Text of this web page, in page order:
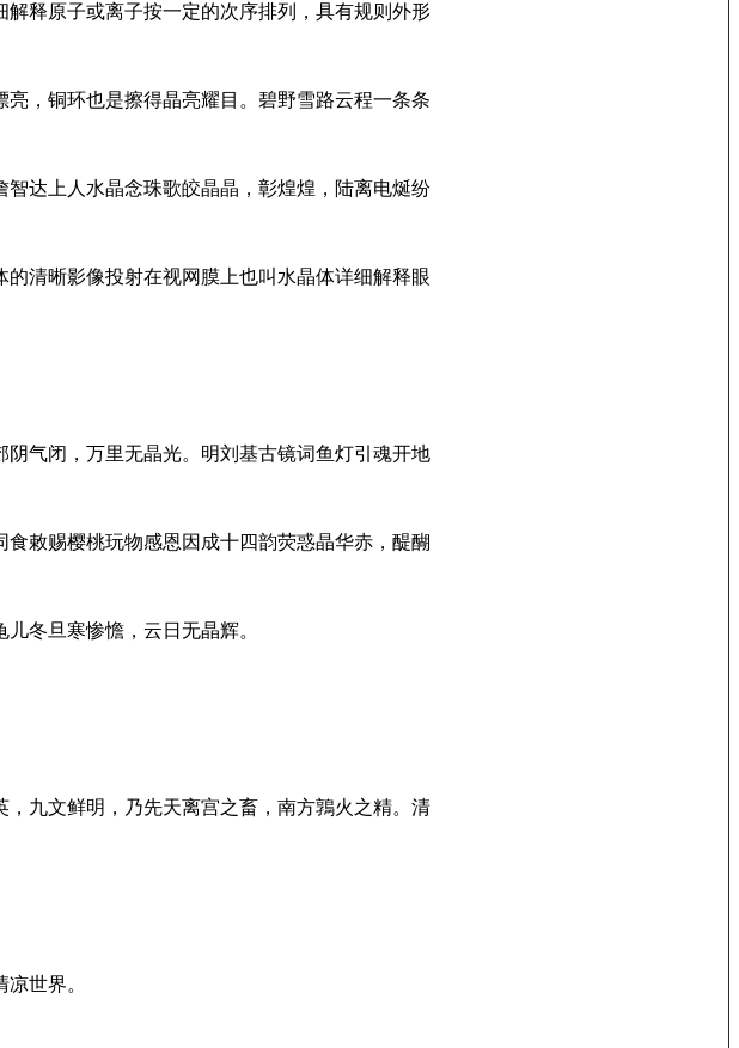
释原子或离子按一定的次序排列，具有规则外形
，铜环也是擦得晶亮耀目。碧野雪路云程一条条
达上人水晶念珠歌皎晶晶，彰煌煌，陆离电烻纷
清晰影像投射在视网膜上也叫水晶体详细解释眼
气闭，万里无晶光。明刘基古镜词鱼灯引魂开地
敕赐樱桃玩物感恩因成十四韵荧惑晶华赤，醍醐
冬旦寒惨憺，云日无晶辉。
九文鲜明，乃先天离宫之畜，南方鶉火之精。清
世界。